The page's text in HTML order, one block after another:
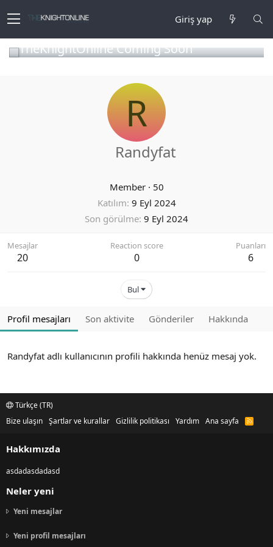
Giriş yap
TheKnightOnline Coming Soon
R
Randyfat
Member · 50
Katılım 9 Eyl 2024
Son görülme 9 Eyl 2024
Mesajlar
20
Reaction score
0
Puanları
6
Bul
Profil mesajları Son aktivite Gönderiler Hakkında
Randyfat adlı kullanıcının profili hakkında henüz mesaj yok.
Türkçe (TR)
Bize ulaşın Şartlar ve kurallar Gizlilik politikası Yardım Ana sayfa
R
Hakkımızda
asdadasdadasd
Neler yeni
Yeni mesajlar
Yeni profil mesajları